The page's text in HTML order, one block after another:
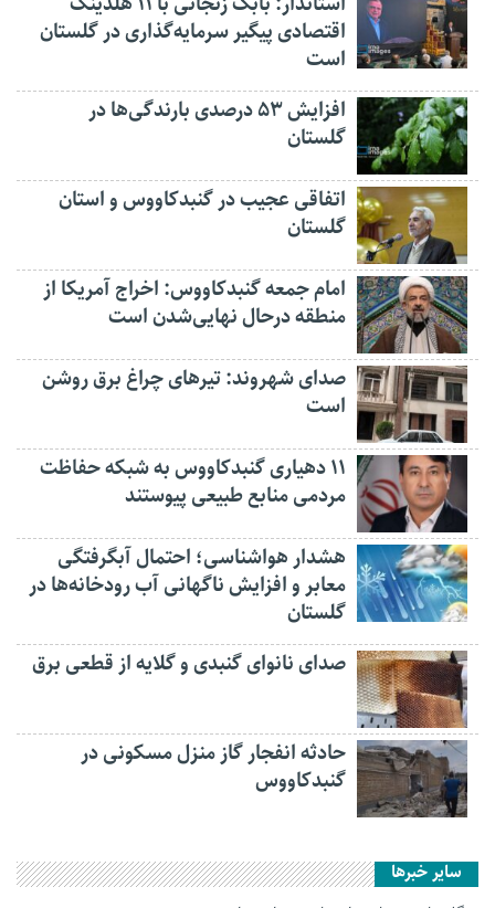
اقتصادی پیگیر سرمایه‌گذاری در گلستان
است
افزایش ۵۳ درصدی بارندگی‌ها در
گلستان
اتفاقی عجیب در‌ گنبدکاووس و استان
گلستان
امام جمعه گنبدکاووس: اخراج آمریکا از
منطقه درحال نهایی‌شدن است
صدای شهروند: تیرهای چراغ برق روشن
است
۱۱ دهیاری گنبدکاووس به شبکه حفاظت
مردمی منابع طبیعی پیوستند
هشدار هواشناسی؛ احتمال آبگرفتگی
معابر و افزایش ناگهانی آب رودخانه‌ها در
گلستان
صدای نانوای گنبدی و گلایه از قطعی برق
حادثه انفجار گاز منزل مسکونی در
گنبدکاووس
سایر خبرها